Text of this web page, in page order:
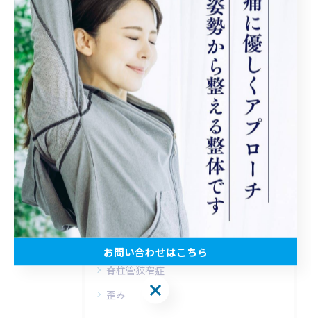
松田町の腰痛 新松田駅の腰痛 歪み
< 前のページ 一覧に戻る 次のページ >
カテゴリー Categories
全てのカテゴリー
松田町の腰痛
新松田駅の腰痛
坐骨神経痛
脊柱管狭窄症
歪み
お問い合わせはこちら
お問い合わせはこちら